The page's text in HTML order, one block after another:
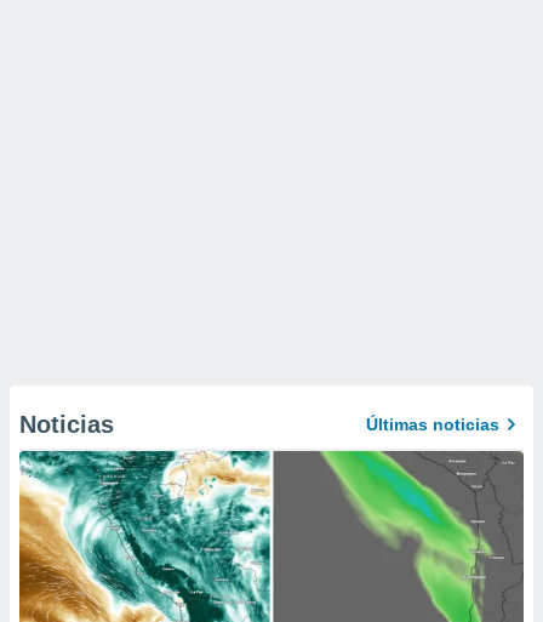
Noticias Últimas noticias